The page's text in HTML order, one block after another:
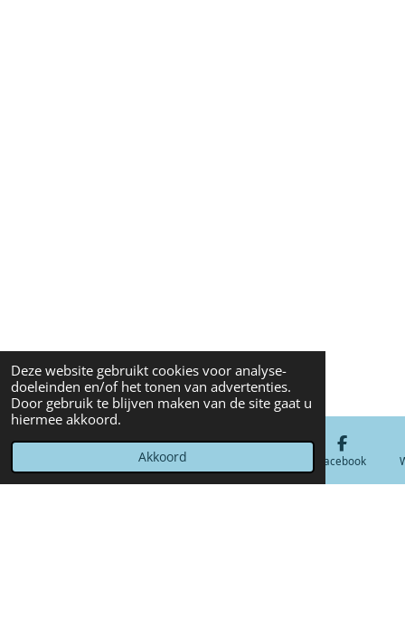
Deze website gebruikt cookies voor analyse-
doeleinden en/of het tonen van advertenties.
Door gebruik te blijven maken van de site gaat u
hiermee akkoord.
Akkoord
Telefoonnummer Facebook